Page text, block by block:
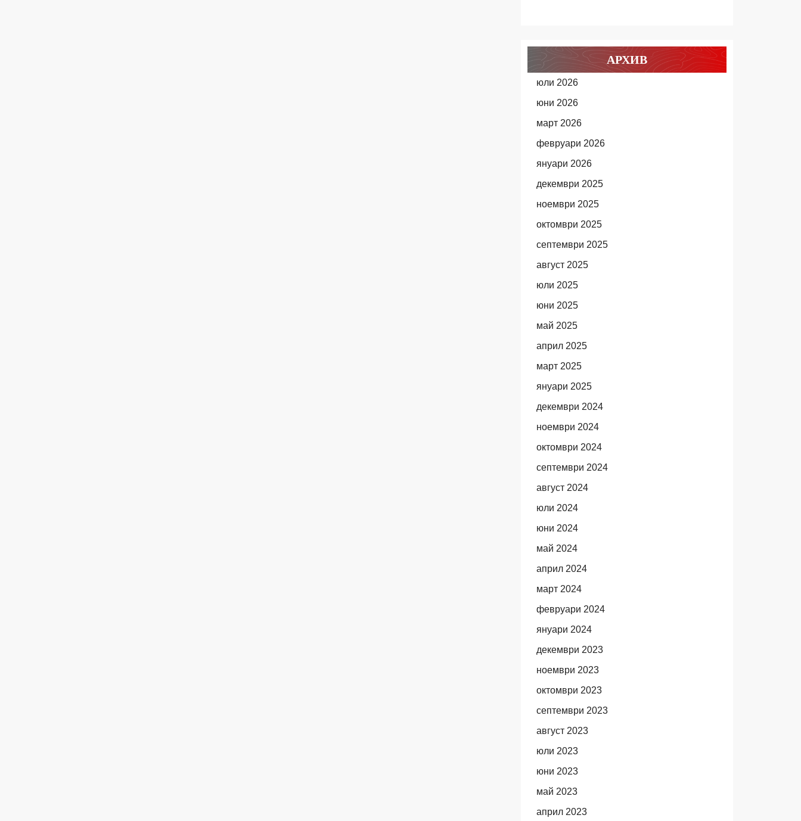
АРХИВ
юли 2026
юни 2026
март 2026
февруари 2026
януари 2026
декември 2025
ноември 2025
октомври 2025
септември 2025
август 2025
юли 2025
юни 2025
май 2025
април 2025
март 2025
януари 2025
декември 2024
ноември 2024
октомври 2024
септември 2024
август 2024
юли 2024
юни 2024
май 2024
април 2024
март 2024
февруари 2024
януари 2024
декември 2023
ноември 2023
октомври 2023
септември 2023
август 2023
юли 2023
юни 2023
май 2023
април 2023